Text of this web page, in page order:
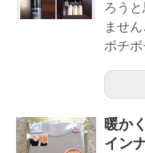
ろう
ませ
ボチ
暖か
イン